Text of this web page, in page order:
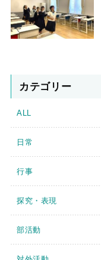
カテゴリー
ALL
日常
行事
探究・表現
部活動